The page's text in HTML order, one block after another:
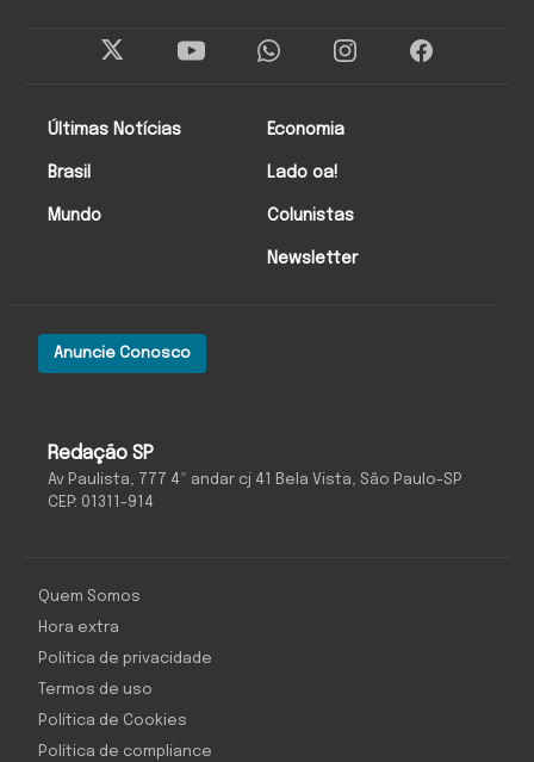
Redação SP
Av Paulista, 777 4º andar cj 41 Bela Vista, São Paulo-SP
CEP: 01311-914
Anuncie Conosco
Últimas Notícias
Brasil
Mundo
Economia
Lado oa!
Colunistas
Newsletter
Quem Somos
Hora extra
Política de privacidade
Termos de uso
Política de Cookies
Política de compliance